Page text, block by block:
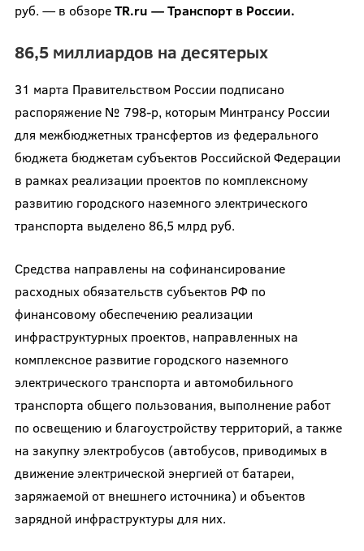
руб. — в обзореTR.ru — Транспорт в России.
86,5 миллиардов на десятерых
31 марта Правительством России подписано
распоряжение № 798-р, которым Минтрансу России
для межбюджетных трансфертов из федерального
бюджета бюджетам субъектов Российской Федерации
в рамках реализации проектов по комплексному
развитию городского наземного электрического
транспорта выделено 86,5 млрд руб.
Средства направлены на софинансирование
расходных обязательств субъектов РФ по
финансовому обеспечению реализации
инфраструктурных проектов, направленных на
комплексное развитие городского наземного
электрического транспорта и автомобильного
транспорта общего пользования, выполнение работ
по освещению и благоустройству территорий, а также
на закупку электробусов (автобусов, приводимых в
движение электрической энергией от батареи,
заряжаемой от внешнего источника) и объектов
зарядной инфраструктуры для них.